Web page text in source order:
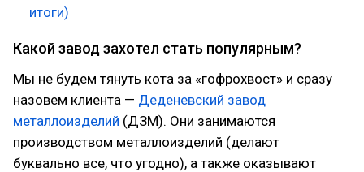
итоги)
Какой завод захотел стать популярным?
Мы не будем тянуть кота за «гофрохвост» и сразу
назовем клиента — Деденевский завод
металлоизделий (ДЗМ). Они занимаются
производством металлоизделий (делают
буквально все, что угодно), а также оказывают